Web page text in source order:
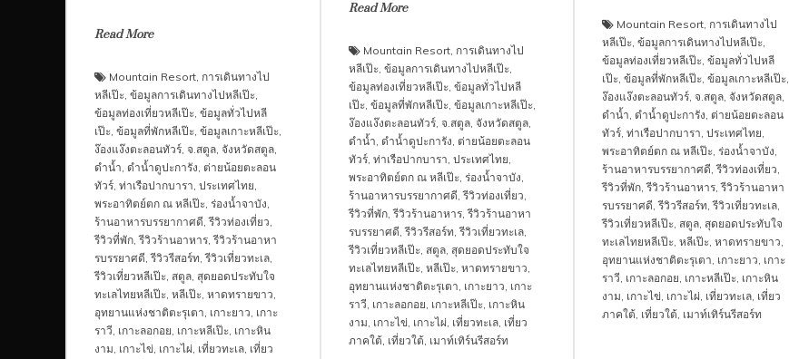
Read More
Mountain Resort, การเดินทางไป
หลีเป๊ะ, ข้อมูลการเดินทางไปหลีเป๊ะ,
ข้อมูลท่องเที่ยวหลีเป๊ะ, ข้อมูลทั่วไปหลี
เป๊ะ, ข้อมูลที่พักหลีเป๊ะ, ข้อมูลเกาะหลีเป๊ะ,
ง๊องแง๊งตะลอนทัวร์, จ.สตูล, จังหวัดสตูล,
ดำน้ำ, ดำน้ำดูปะการัง, ต่ายน้อยตะลอน
ทัวร์, ท่าเรือปากบารา, ประเทศไทย,
พระอาทิตย์ตก ณ หลีเป๊ะ, ร่องน้ำจาบัง,
ร้านอาหารบรรยากาศดี,รีวิวท่องเที่ยว,
รีวิวที่พัก,รีวิวร้านอาหาร,รีวิวร้านอาหา
รบรรยาศดี,รีวิวรีสอร์ท,รีวิวเที่ยวทะเล,
รีวิวเที่ยวหลีเป๊ะ, สตูล, สุดยอดประทับใจ
ทะเลไทยหลีเป๊ะ, หลีเป๊ะ, หาดทรายขาว,
อุทยานแห่งชาติตะรุเตา, เกาะยาว, เกาะ
ราวี, เกาะลอกอย, เกาะหลีเป๊ะ, เกาะหิน
งาม, เกาะไข่, เกาะไผ่, เที่ยวทะเล, เที่ยว
Read More
Mountain Resort, การเดินทางไป
หลีเป๊ะ, ข้อมูลการเดินทางไปหลีเป๊ะ,
ข้อมูลท่องเที่ยวหลีเป๊ะ, ข้อมูลทั่วไปหลี
เป๊ะ, ข้อมูลที่พักหลีเป๊ะ, ข้อมูลเกาะหลีเป๊ะ,
ง๊องแง๊งตะลอนทัวร์, จ.สตูล, จังหวัดสตูล,
ดำน้ำ, ดำน้ำดูปะการัง, ต่ายน้อยตะลอน
ทัวร์, ท่าเรือปากบารา, ประเทศไทย,
พระอาทิตย์ตก ณ หลีเป๊ะ, ร่องน้ำจาบัง,
ร้านอาหารบรรยากาศดี,รีวิวท่องเที่ยว,
รีวิวที่พัก,รีวิวร้านอาหาร,รีวิวร้านอาหา
รบรรยาศดี,รีวิวรีสอร์ท,รีวิวเที่ยวทะเล,
รีวิวเที่ยวหลีเป๊ะ, สตูล, สุดยอดประทับใจ
ทะเลไทยหลีเป๊ะ, หลีเป๊ะ, หาดทรายขาว,
อุทยานแห่งชาติตะรุเตา, เกาะยาว, เกาะ
ราวี, เกาะลอกอย, เกาะหลีเป๊ะ, เกาะหิน
งาม, เกาะไข่, เกาะไผ่, เที่ยวทะเล, เที่ยว
ภาคใต้, เที่ยวใต้, เมาท์เทิร์นรีสอร์ท
Mountain Resort, การเดินทางไป
หลีเป๊ะ, ข้อมูลการเดินทางไปหลีเป๊ะ,
ข้อมูลท่องเที่ยวหลีเป๊ะ, ข้อมูลทั่วไปหลี
เป๊ะ, ข้อมูลที่พักหลีเป๊ะ, ข้อมูลเกาะหลีเป๊ะ,
ง๊องแง๊งตะลอนทัวร์, จ.สตูล, จังหวัดสตูล,
ดำน้ำ, ดำน้ำดูปะการัง, ต่ายน้อยตะลอน
ทัวร์, ท่าเรือปากบารา, ประเทศไทย,
พระอาทิตย์ตก ณ หลีเป๊ะ, ร่องน้ำจาบัง,
ร้านอาหารบรรยากาศดี,รีวิวท่องเที่ยว,
รีวิวที่พัก,รีวิวร้านอาหาร,รีวิวร้านอาหา
รบรรยาศดี,รีวิวรีสอร์ท,รีวิวเที่ยวทะเล,
รีวิวเที่ยวหลีเป๊ะ, สตูล, สุดยอดประทับใจ
ทะเลไทยหลีเป๊ะ, หลีเป๊ะ, หาดทรายขาว,
อุทยานแห่งชาติตะรุเตา, เกาะยาว, เกาะ
ราวี, เกาะลอกอย, เกาะหลีเป๊ะ, เกาะหิน
งาม, เกาะไข่, เกาะไผ่, เที่ยวทะเล, เที่ยว
ภาคใต้, เที่ยวใต้, เมาท์เทิร์นรีสอร์ท